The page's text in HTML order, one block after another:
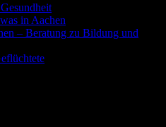
in Aachen
– Beratung zu Bildung und